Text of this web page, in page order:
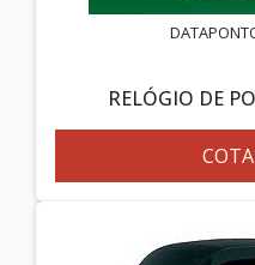
RELÓGIO DE